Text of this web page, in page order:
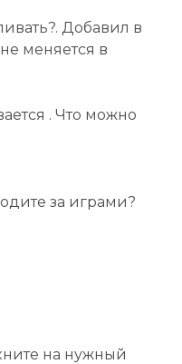
Добавил в
меняется в
. Что можно
за играми?
на нужный